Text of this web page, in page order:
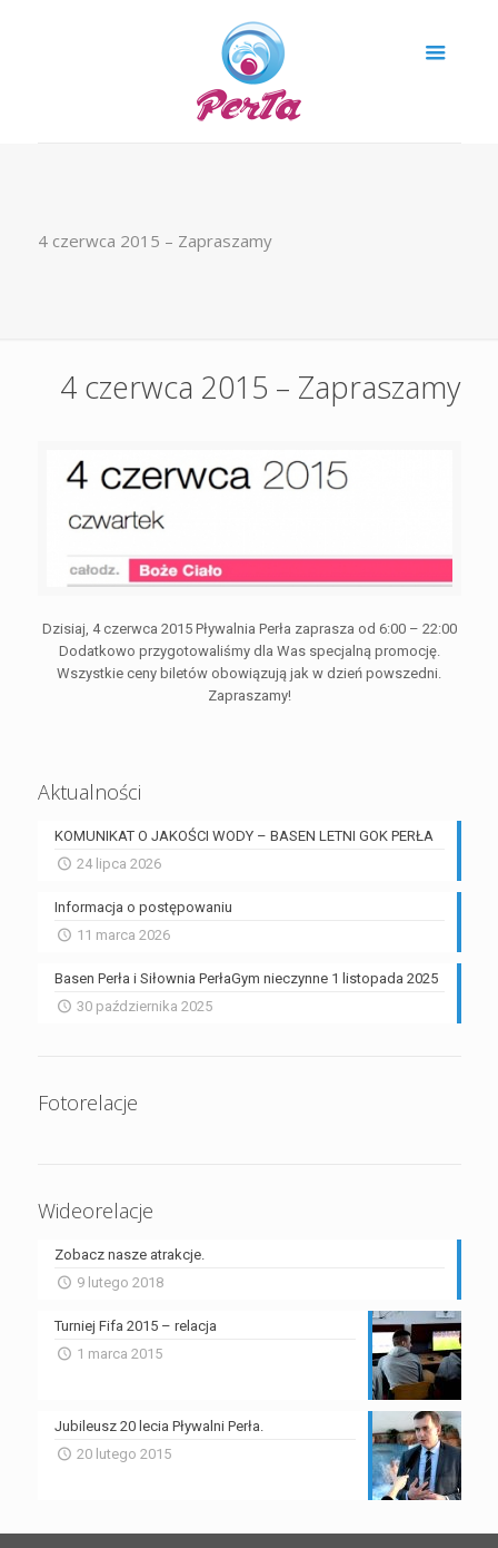
4 czerwca 2015 – Zapraszamy
4 czerwca 2015 – Zapraszamy
Dzisiaj, 4 czerwca 2015 Pływalnia Perła zaprasza od 6:00 – 22:00
Dodatkowo przygotowaliśmy dla Was specjalną promocję.
Wszystkie ceny biletów obowiązują jak w dzień powszedni.
Zapraszamy!
Aktualności
KOMUNIKAT O JAKOŚCI WODY – BASEN LETNI GOK PERŁA
24 lipca 2026
Informacja o postępowaniu
11 marca 2026
Basen Perła i Siłownia PerłaGym nieczynne 1 listopada 2025
30 października 2025
Fotorelacje
Wideorelacje
Zobacz nasze atrakcje.
9 lutego 2018
Turniej Fifa 2015 – relacja
1 marca 2015
Jubileusz 20 lecia Pływalni Perła.
20 lutego 2015